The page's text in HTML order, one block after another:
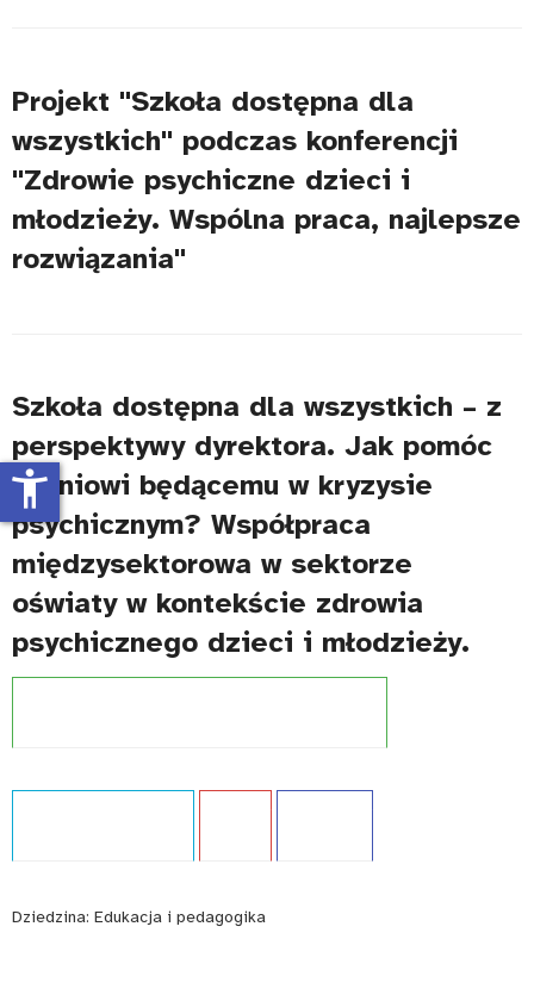
Projekt "Szkoła dostępna dla
wszystkich" podczas konferencji
"Zdrowie psychiczne dzieci i
młodzieży. Wspólna praca, najlepsze
rozwiązania"
Szkoła dostępna dla wszystkich – z
perspektywy dyrektora. Jak pomóc
uczniowi będącemu w kryzysie
psychicznym? Współpraca
międzysektorowa w sektorze
oświaty w kontekście zdrowia
psychicznego dzieci i młodzieży.
Dziedzina: Edukacja i pedagogika
accessibility_new